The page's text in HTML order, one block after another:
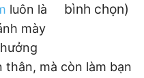
bình chọn)
luôn là
mày
thân, mà còn làm bạn